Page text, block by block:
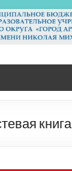
книга